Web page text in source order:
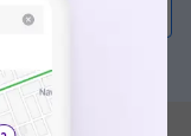
보러가기